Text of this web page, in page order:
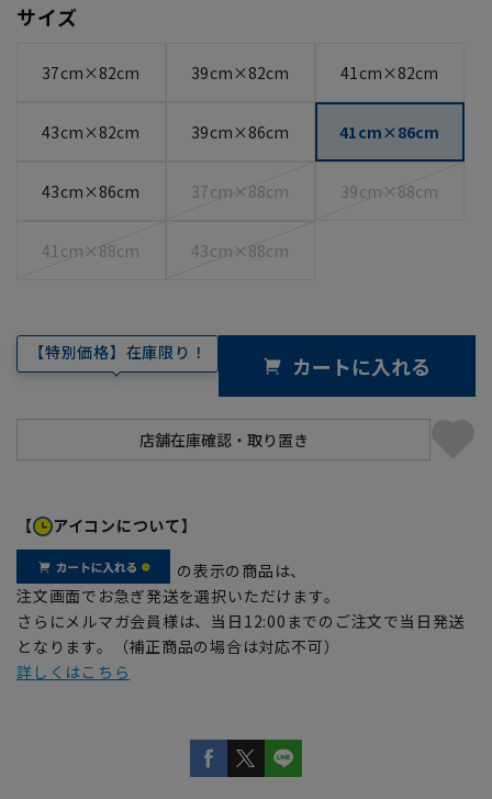
サイズ
37cm×82cm 39cm×82cm 41cm×82cm
43cm×82cm 39cm×86cm 41cm×86cm
43cm×86cm 37cm×88cm 39cm×88cm
41cm×88cm 43cm×88cm
【特別価格】在庫限り！ カートに入れる
【 アイコンについて】
の表示の商品は、
注文画面でお急ぎ発送を選択いただけます。
さらにメルマガ会員様は、当日12:00までのご注文で当日発送
となります。（補正商品の場合は対応不可）
詳しくはこちら